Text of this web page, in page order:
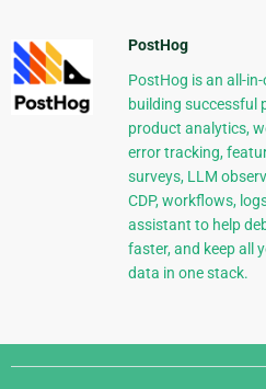
PostHog
PostHog is an all-
building successful
product analytics,
error tracking,
surveys, LLM
CDP, workflows,
assistant to help
faster, and keep all
data in one stack.
Django